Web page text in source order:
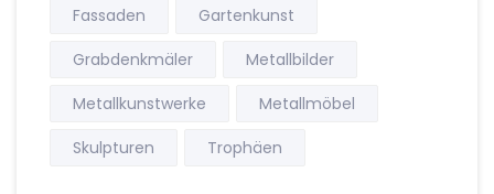
Fassaden
Gartenkunst
Grabdenkmäler
Metallbilder
Metallkunstwerke
Metallmöbel
Skulpturen
Trophäen